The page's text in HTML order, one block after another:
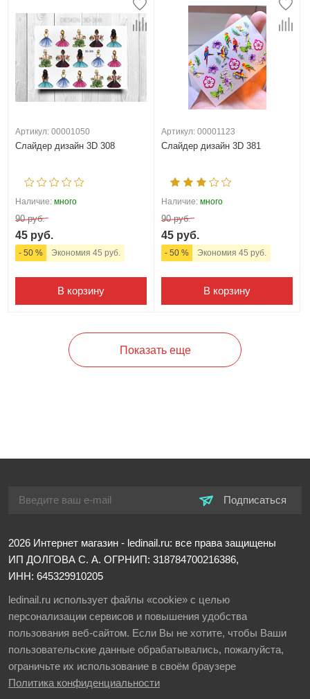
Артикул: 00001050
Слайдер дизайн 3D 308
Наличие: много
90 руб.
45 руб.
- 50 % Экономия 45 руб.
В корзину
Артикул: 00001123
Слайдер дизайн 3D 381
Наличие: много
90 руб.
45 руб.
- 50 % Экономия 45 руб.
В корзину
Показать еще
Подписаться
2026 Интернет магазин - ledinail.ru: все права защищены
ИП ДОЛГОВА С. А. ОГРНИП: 318784700216386,
ИНН: 645329910205
ledinail.ru использует файлы «cookie» с целью
персонализации сервисов и повышения удобства
пользования веб-сайтом. Если Вы не хотите, чтобы Ваши
пользовательские данные обрабатывались, пожалуйста,
ограничьте их использование в своём браузере
Политика конфиденциальности